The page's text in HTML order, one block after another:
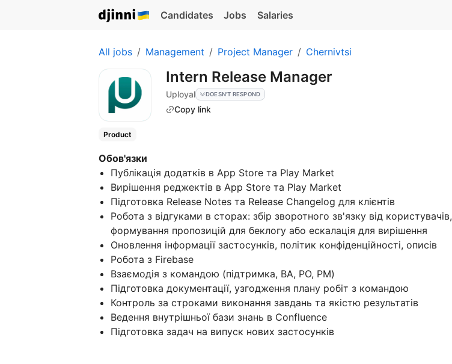
Candidates Jobs Salaries
All jobs Management Project Manager Chernivtsi
Intern Release Manager
Uployal DOESN'T RESPOND
Copy link
Product
Обов'язки
Публікація додатків в App Store та Play Market
Вирішення реджектів в App Store та Play Market
Підготовка Release Notes та Release Changelog для клієнтів
Робота з відгуками в сторах: збір зворотного зв'язку від користувачів,
формування пропозицій для беклогу або ескалація для вирішення
Оновлення інформації застосунків, політик конфіденційності, описів
Робота з Firebase
Взаємодія з командою (підтримка, BA, PO, PM)
Підготовка документації, узгодження плану робіт з командою
Контроль за строками виконання завдань та якістю результатів
Ведення внутрішньої бази знань в Confluence
Підготовка задач на випуск нових застосунків